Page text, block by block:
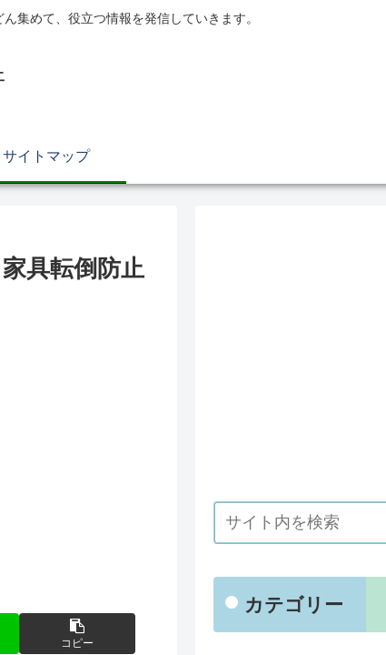
集めて、役立つ情報を発信していきます。
サイトマップ
具転倒防止
コピー
カテゴリー